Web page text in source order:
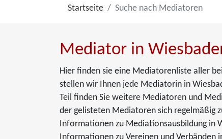
Startseite Suche nach Mediatoren
Mediator in
Hier finden sie eine Mediatorenliste aller
stellen wir Ihnen jede Mediatorin in
Teil finden Sie weitere Mediatoren und
der gelisteten Mediatoren sich regelmäßig
Informationen zu Mediationsausbildung in
Informationen zu Vereinen und